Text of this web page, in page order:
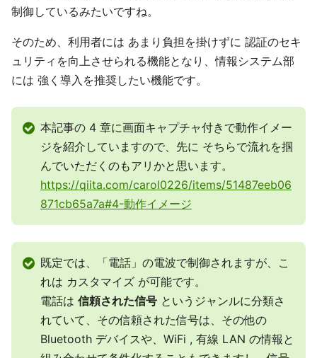
制御しているみたいですね。
そのため、利用者には あまり負担を掛けずに 認証のセキ
ュリティを向上させられる機能となり、情報システム部
には 強く導入を推奨したい機能です。
本記事の 4 章に画面キャプチャ付きで動作イメー
ジを紹介していますので、先に そちらで流れを掴
んでいただくのもアリかと思います。
https://qiita.com/carol0226/items/51487eeb06
871cb65a7a#4-動作イメージ
既定では、「電話」の電波で制御されますが、こ
れは カスタマイズ が可能です。
電話は 信頼された信号 というジャンルに分類さ
れていて、その信頼された信号は、その他の
Bluetooth デバイスや、WiFi , 有線 LAN の情報と